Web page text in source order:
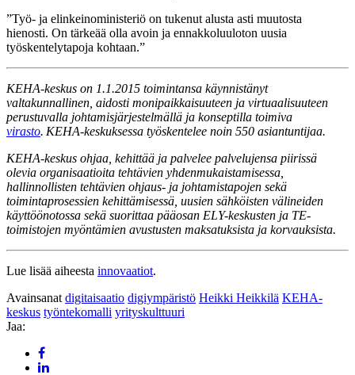
”Työ- ja elinkeinoministeriö on tukenut alusta asti muutosta
hienosti. On tärkeää olla avoin ja ennakkoluuloton uusia
työskentelytapoja kohtaan.”
KEHA-keskus on 1.1.2015 toimintansa käynnistänyt
valtakunnallinen, aidosti monipaikkaisuuteen ja virtuaalisuuteen
perustuvalla johtamisjärjestelmällä ja konseptilla toimiva
virasto. KEHA-keskuksessa työskentelee noin 550 asiantuntijaa.
KEHA-keskus ohjaa, kehittää ja palvelee palvelujensa piirissä
olevia organisaatioita tehtävien yhdenmukaistamisessa,
hallinnollisten tehtävien ohjaus- ja johtamistapojen sekä
toimintaprosessien kehittämisessä, uusien sähköisten välineiden
käyttöönotossa sekä suorittaa pääosan ELY-keskusten ja TE-
toimistojen myöntämien avustusten maksatuksista ja korvauksista.
Lue lisää aiheesta innovaatiot.
Avainsanat digitaisaatio digiympäristö Heikki Heikkilä KEHA-
keskus työntekomalli yrityskulttuuri
Jaa: